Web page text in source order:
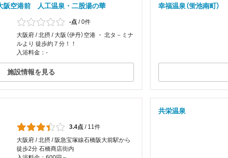
阪空港前 人工温泉・二股湯の華
-点 /0件
大阪府 / 北摂 / 大阪（伊丹）空港 ・ 北タ－ミナ
ルより 徒歩約７分！！
入浴料金：-
施設情報を見る
幸福温泉（蛍池南町）
3.4点 / 11件
大阪府 / 北摂 / 阪急宝塚線石橋阪大前駅から
徒歩2分 石橋商店街内
共栄温泉